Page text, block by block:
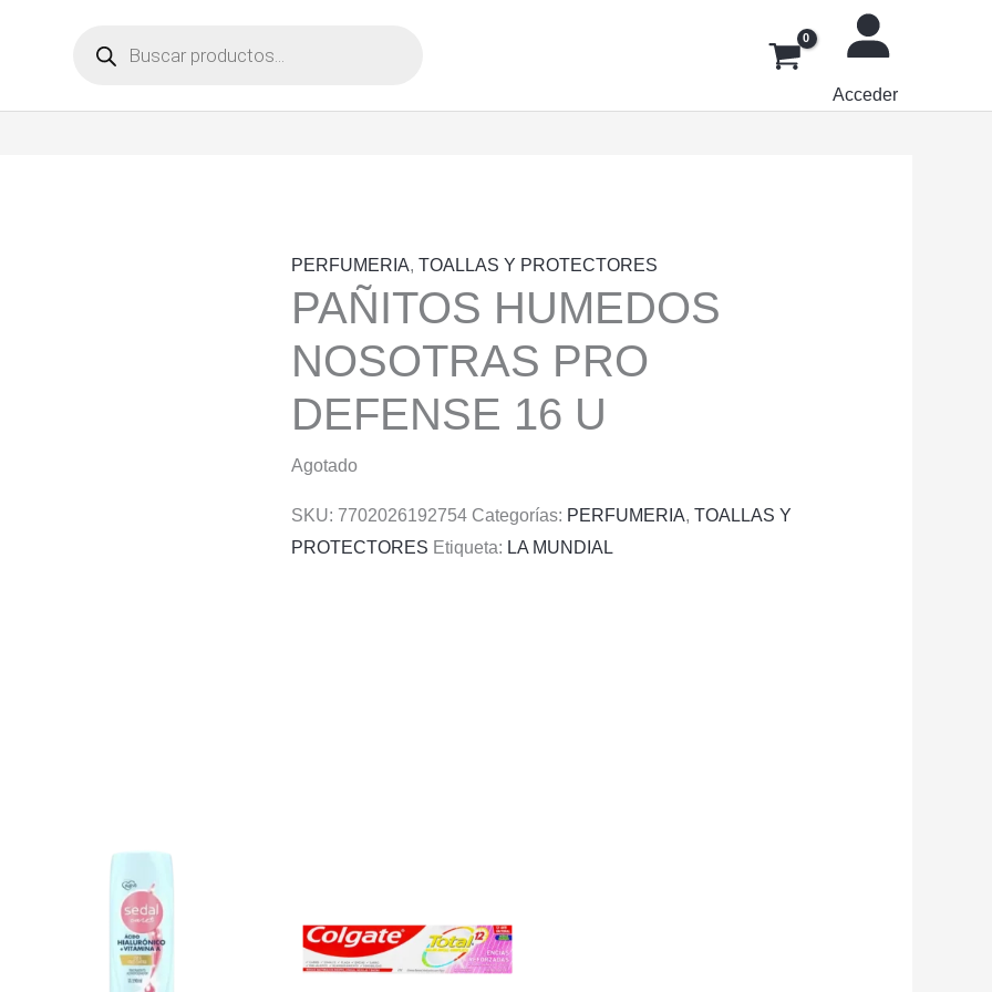
productos
Acceder
PERFUMERIA,TOALLAS Y PROTECTORES
PAÑITOS HUMEDOS
NOSOTRAS PRO
DEFENSE 16 U
Agotado
SKU: 7702026192754 Categorías: PERFUMERIA,TOALLAS Y
PROTECTORES Etiqueta: LA MUNDIAL